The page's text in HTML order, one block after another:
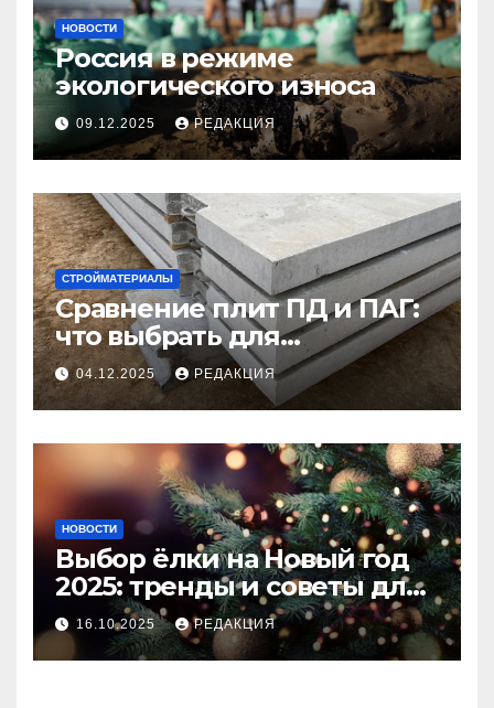
НОВОСТИ
Россия в режиме
экологического износа
09.12.2025 РЕДАКЦИЯ
СТРОЙМАТЕРИАЛЫ
Сравнение плит ПД и ПАГ:
что выбрать для
долговечного и прочного
покрытия
04.12.2025 РЕДАКЦИЯ
НОВОСТИ
Выбор ёлки на Новый год
2025: тренды и советы для
идеального праздника
16.10.2025 РЕДАКЦИЯ